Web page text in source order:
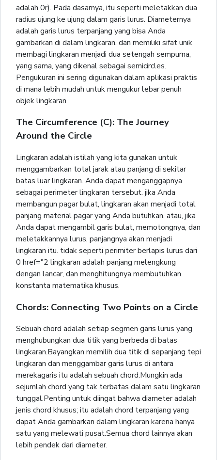
adalah 0r). Pada dasarnya, itu seperti meletakkan dua
radius ujung ke ujung dalam garis lurus. Diameternya
adalah garis lurus terpanjang yang bisa Anda
gambarkan di dalam lingkaran, dan memiliki sifat unik
membagi lingkaran menjadi dua setengah sempurna,
yang sama, yang dikenal sebagai semicircles.
Pengukuran ini sering digunakan dalam aplikasi praktis
di mana lebih mudah untuk mengukur lebar penuh
objek lingkaran.
The Circumference (C): The Journey
Around the Circle
Lingkaran adalah istilah yang kita gunakan untuk
menggambarkan total jarak atau panjang di sekitar
batas luar lingkaran. Anda dapat menganggapnya
sebagai perimeter lingkaran tersebut. jika Anda
membangun pagar bulat, lingkaran akan menjadi total
panjang material pagar yang Anda butuhkan. atau, jika
Anda dapat mengambil garis bulat, memotongnya, dan
meletakkannya lurus, panjangnya akan menjadi
lingkaran itu. tidak seperti perimiter berlapis lurus dari
0 href="2 lingkaran adalah panjang melengkung
dengan lancar, dan menghitungnya membutuhkan
konstanta matematika khusus.
Chords: Connecting Two Points on a Circle
Sebuah chord adalah setiap segmen garis lurus yang
menghubungkan dua titik yang berbeda di batas
lingkaran.Bayangkan memilih dua titik di sepanjang tepi
lingkaran dan menggambar garis lurus di antara
merekagaris itu adalah sebuah chord.Mungkin ada
sejumlah chord yang tak terbatas dalam satu lingkaran
tunggal.Penting untuk diingat bahwa diameter adalah
jenis chord khusus; itu adalah chord terpanjang yang
dapat Anda gambarkan dalam lingkaran karena hanya
satu yang melewati pusat.Semua chord lainnya akan
lebih pendek dari diameter.